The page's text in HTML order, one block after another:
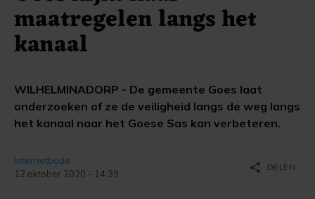
maatregelen langs het
kanaal
WILHELMINADORP - De gemeente Goes laat
onderzoeken of ze de veiligheid langs de weg langs
het kanaal naar het Goese Sas kan verbeteren.
Internetbode
12 oktober 2020 - 14:39
share DELEN